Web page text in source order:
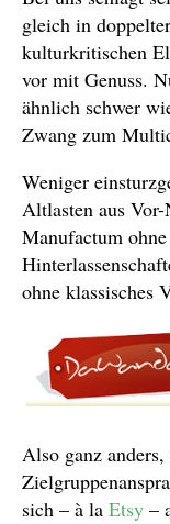
gleich in
kulturkritischen
vor mit Genuss.
ähnlich schwer
Zwang zum
Weniger
Altlasten aus
Manufactum
ohne klassisches
Also ganz
sich – à la Etsy –